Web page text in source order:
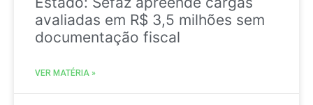
avaliadas em R$ 3,5 milhões sem
documentação fiscal
VER MATÉRIA »